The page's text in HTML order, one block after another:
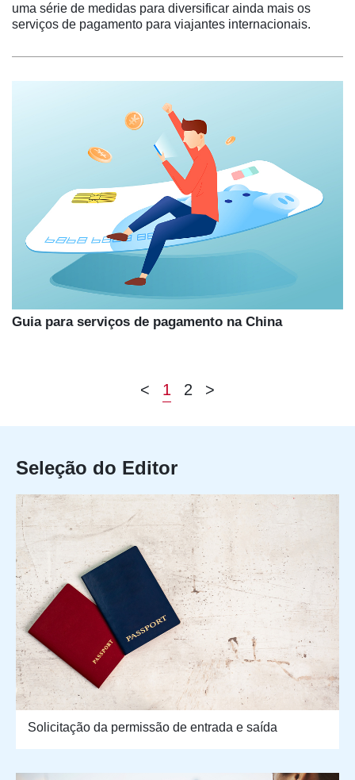
uma série de medidas para diversificar ainda mais os
serviços de pagamento para viajantes internacionais.
Guia para serviços de pagamento na China
< 1 2 >
Seleção do Editor
Solicitação da permissão de entrada e saída